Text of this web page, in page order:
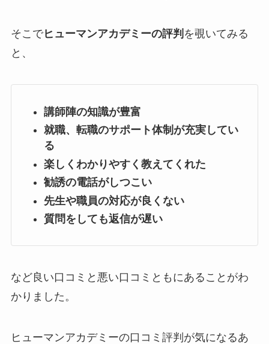
そこでヒューマンアカデミーの評判 を覗いてみる
と、
講師陣の知識が豊富
就職、転職のサポート体制が充実してい
る
楽しくわかりやすく教えてくれた
勧誘の電話がしつこい
先生や職員の対応が良くない
質問をしても返信が遅い
など良い口コミと悪い口コミともにあることがわ
かりました。
ヒューマンアカデミーの口コミ評判が気になるあ